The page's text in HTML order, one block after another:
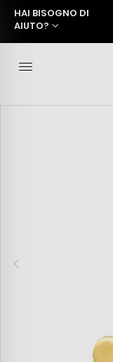
HAI BISOGNO DI
AIUTO?